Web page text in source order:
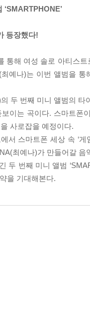
등장했다!
통해 여성 솔로 아티스
예나)는 이번 앨범을
두 번째 미니 앨범의 타
이는 곡이다. 스마트폰
사로잡을 예정이다.
스마트폰 세상 속 ‘게
최예나)가 만들어갈
번째 미니 앨범
을 기대해본다.